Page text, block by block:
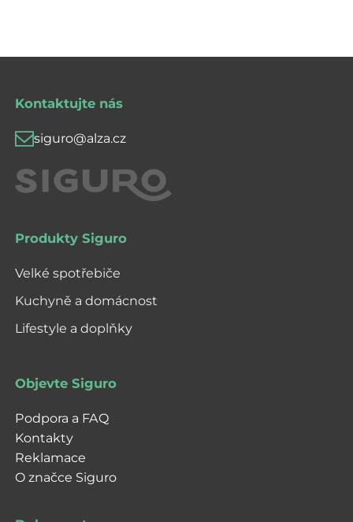
Kontaktujte nás
siguro@alza.cz
Produkty Siguro
Velké spotřebiče
Kuchyně a domácnost
Lifestyle a doplňky
Objevte Siguro
Podpora a FAQ
Kontakty
Reklamace
O značce Siguro